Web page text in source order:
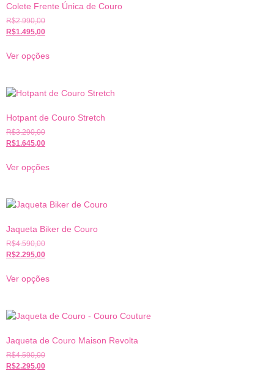
Colete Frente Única de Couro
R$2.990,00
R$1.495,00
Ver opções
Hotpant de Couro Stretch
R$3.290,00
R$1.645,00
Ver opções
Jaqueta Biker de Couro
R$4.590,00
R$2.295,00
Ver opções
Jaqueta de Couro Maison Revolta
R$4.590,00
R$2.295,00